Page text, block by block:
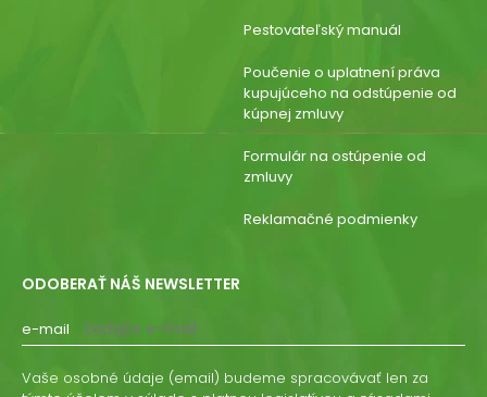
Pestovateľský manuál
Poučenie o uplatnení práva
kupujúceho na odstúpenie od
kúpnej zmluvy
Formulár na ostúpenie od
zmluvy
Reklamačné podmienky
ODOBERAŤ NÁŠ NEWSLETTER
e-mail
Vaše osobné údaje (email) budeme spracovávať len za